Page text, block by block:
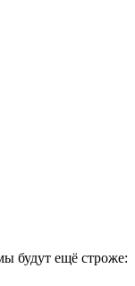
будут ещё строже: